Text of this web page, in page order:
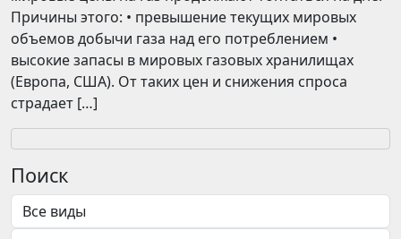
Причины этого: • превышение текущих мировых
объемов добычи газа над его потреблением •
высокие запасы в мировых газовых хранилищах
(Европа, США). От таких цен и снижения спроса
страдает […]
Поиск